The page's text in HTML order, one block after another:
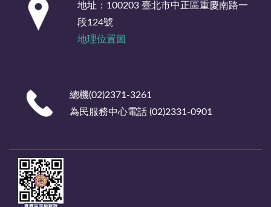
地址：100203 臺北市中正區重慶南路一
段124號
地理位置圖
總機(02)2371-3261
為民服務中心電話 (02)2331-0901